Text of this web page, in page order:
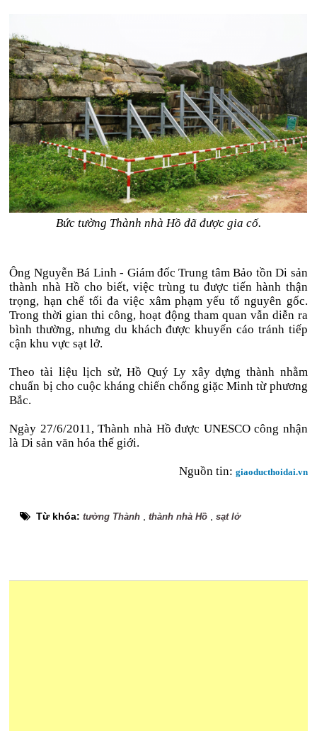
Bức tường Thành nhà Hồ đã được gia cố.
Ông Nguyễn Bá Linh - Giám đốc Trung tâm Bảo tồn Di sản
thành nhà Hồ cho biết, việc trùng tu được tiến hành thận
trọng, hạn chế tối đa việc xâm phạm yếu tố nguyên gốc.
Trong thời gian thi công, hoạt động tham quan vẫn diễn ra
bình thường, nhưng du khách được khuyến cáo tránh tiếp
cận khu vực sạt lở.
Theo tài liệu lịch sử, Hồ Quý Ly xây dựng thành nhằm
chuẩn bị cho cuộc kháng chiến chống giặc Minh từ phương
Bắc.
Ngày 27/6/2011, Thành nhà Hồ được UNESCO công nhận
là Di sản văn hóa thế giới.
Nguồn tin: giaoducthoidai.vn
Từ khóa:tường Thành ,thành nhà Hồ ,sạt lở